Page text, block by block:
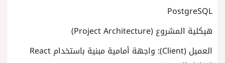
PostgreSQL
هيكلية المشروع (Project Architecture)
العميل (Client): واجهة أمامية مبنية باستخدام React